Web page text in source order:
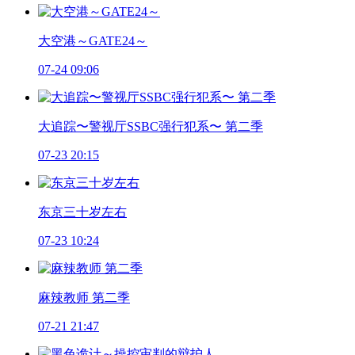
大空港～GATE24～
07-24 09:06
大追踪〜警视厅SSBC强行犯系〜 第二季
07-23 20:15
东京三十岁左右
07-23 10:24
麻辣教师 第二季
07-21 21:47